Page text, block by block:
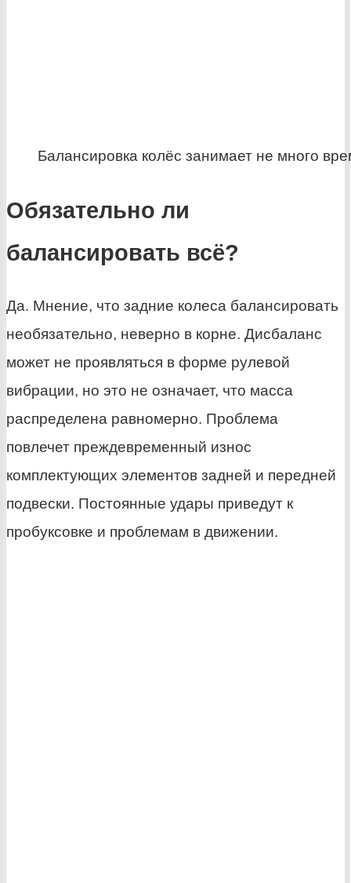
Балансировка колёс занимает не много
Обязательно ли
балансировать всё?
Да. Мнение, что задние колеса балансировать
необязательно, неверно в корне. Дисбаланс
может не проявляться в форме рулевой
вибрации, но это не означает, что масса
распределена равномерно. Проблема
повлечет преждевременный износ
комплектующих элементов задней и передней
подвески. Постоянные удары приведут к
пробуксовке и проблемам в движении.